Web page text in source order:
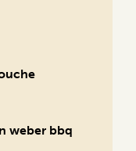
weber bbq